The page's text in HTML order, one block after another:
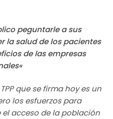
peguntarle a sus
la salud de los pacientes
de las empresas
«
TPP que se firma hoy es un
los esfuerzos para
el acceso de la población